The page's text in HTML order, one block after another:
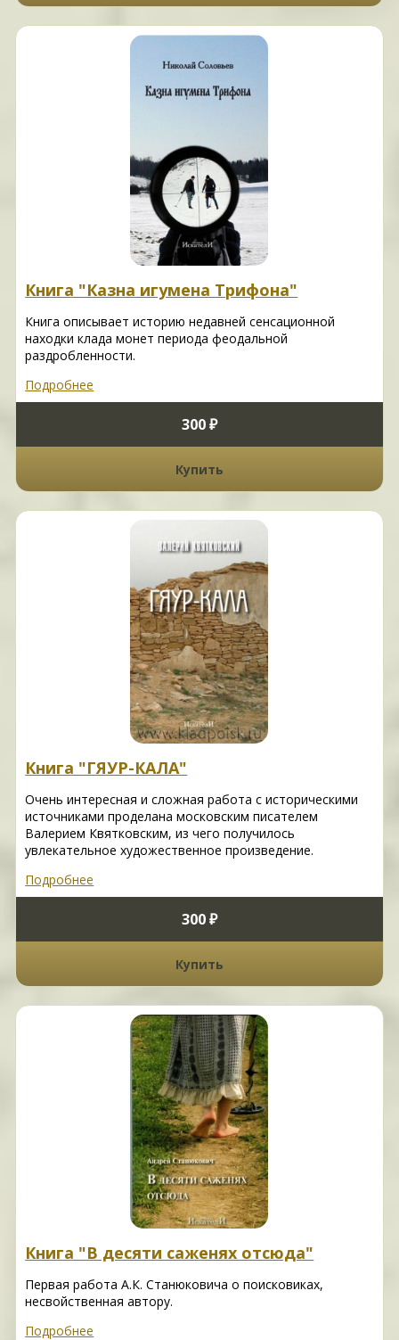
Книга "Казна игумена Трифона"
Книга описывает историю недавней сенсационной
находки клада монет периода феодальной
раздробленности.
Подробнее
300 ₽
Купить
Книга "ГЯУР-КАЛА"
Очень интересная и сложная работа с историческими
источниками проделана московским писателем
Валерием Квятковским, из чего получилось
увлекательное художественное произведение.
Подробнее
300 ₽
Купить
Книга "В десяти саженях отсюда"
Первая работа А.К. Станюковича о поисковиках,
несвойственная автору.
Подробнее